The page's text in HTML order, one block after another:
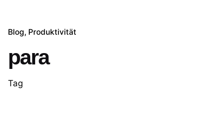
Blog Produktivität
para
Tag